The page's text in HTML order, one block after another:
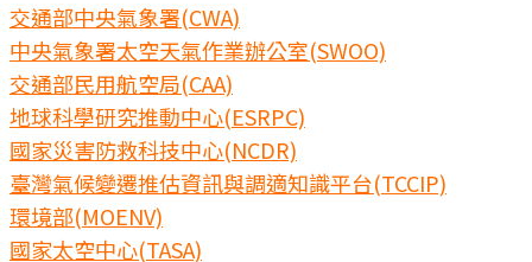
交通部中央氣象署(CWA)
中央氣象署太空天氣作業辦公室(SWOO)
交通部民用航空局(CAA)
地球科學研究推動中心(ESRPC)
國家災害防救科技中心(NCDR)
臺灣氣候變遷推估資訊與調適知識平台(TCCIP)
環境部(MOENV)
國家太空中心(TASA)